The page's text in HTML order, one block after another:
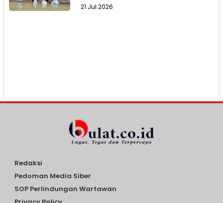
21 Jul 2026
Redaksi
Pedoman Media Siber
SOP Perlindungan Wartawan